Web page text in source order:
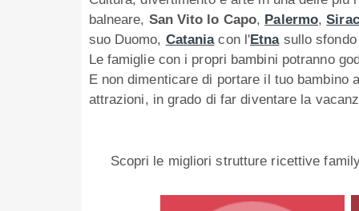
balneare, San Vito lo Capo, Palermo,
suo Duomo, Cataniacon l'Etnasullo sfondo
Le famiglie con i propri bambini potranno
E non dimenticare di portare il tuo bambino
attrazioni, in grado di far diventare la
Scopri le migliori strutture ricettive